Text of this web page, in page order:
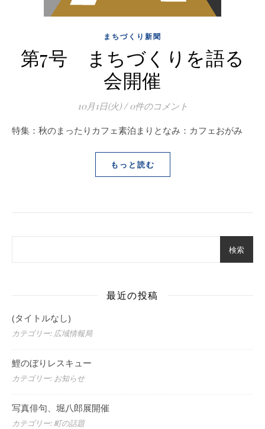
まちづくり新聞
第7号 まちづくりを語る
会開催
10月1日(火) / 0件のコメント
特集：秋のまったりカフェ素泊まりとなみ：カフェおがみ
もっと読む
検索
最近の投稿
(タイトルなし)
カテゴリー: 広域情報局
鯉のぼりレスキュー
カテゴリー: お知らせ
写真俳句、堀八郎展開催
カテゴリー: 町の話題